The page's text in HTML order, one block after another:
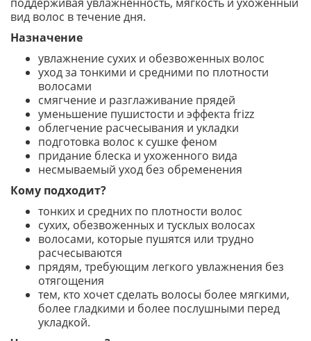
вид волос в течение дня.
Назначение
увлажнение сухих и обезвоженных волос
уход за тонкими и средними по плотности
волосами
смягчение и разглаживание прядей
уменьшение пушистости и эффекта frizz
облегчение расчесывания и укладки
подготовка волос к сушке феном
придание блеска и ухоженного вида
несмываемый уход без обременения
Кому подходит?
тонких и средних по плотности волос
сухих, обезвоженных и тусклых волосах
волосами, которые пушятся или трудно
расчесываются
прядям, требующим легкого увлажнения без
отягощения
тем, кто хочет сделать волосы более мягкими,
более гладкими и более послушными перед
укладкой.